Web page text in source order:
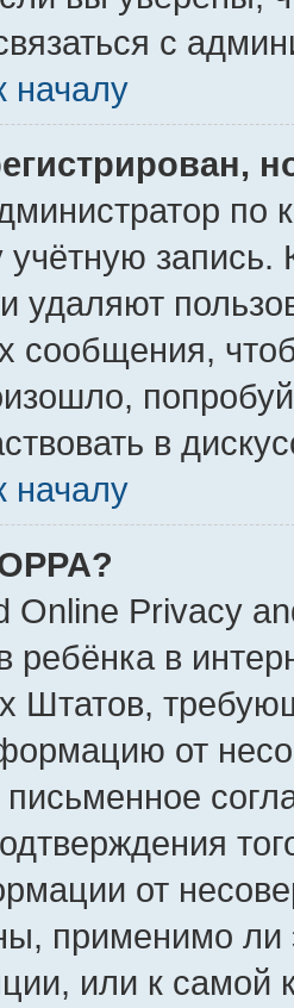
с
началу
по
запись.
удаляют
сообщения,
в
началу
Online Privacy
ребёнка в
Штатов,
от
письменное
от
применимо ли
или к самой